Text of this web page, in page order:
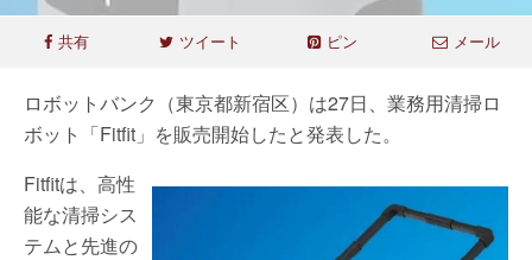
共有 ツイート ピン メール
ロボットバンク（東京都新宿区）は27日、業務用清掃ロ
ボット「Fitfit」を販売開始したと発表した。
Fitfitは、高性
能な清掃シス
テムと先進の